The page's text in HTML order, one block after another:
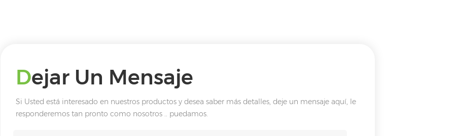
Dejar Un Mensaje
Si Usted está interesado en nuestros productos y desea saber más detalles, deje un mensaje aquí, le
responderemos tan pronto como nosotros .. puedamos.